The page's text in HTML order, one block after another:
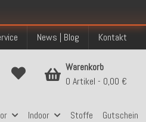
News | Blog Kontakt
Indoor Stoffe Gutschein
Warenkorb
0 Artikel
0,00 €